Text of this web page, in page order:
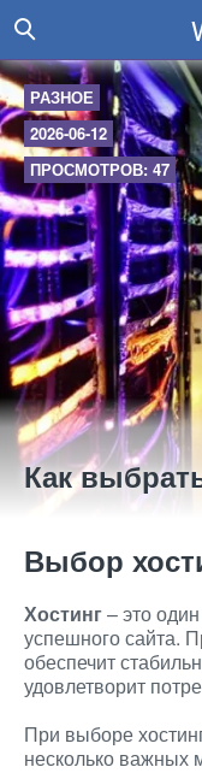
РАЗНОЕ
2026-06-12
ПРОСМОТРОВ: 47
Как
Выбор
Хостинг– это
успешного сайта.
обеспечит
удовлетворит
При выборе
несколько важных